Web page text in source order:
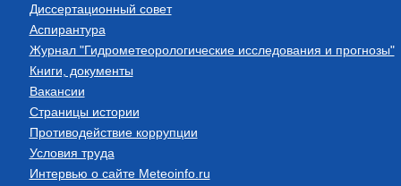
Диссертационный совет
Аспирантура
Журнал "Гидрометеорологические исследования и прогнозы"
Книги, документы
Вакансии
Страницы истории
Противодействие коррупции
Условия труда
Интервью о сайте Meteoinfo.ru